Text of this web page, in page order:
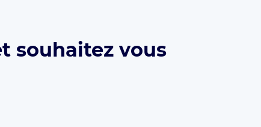
souhaitez vous